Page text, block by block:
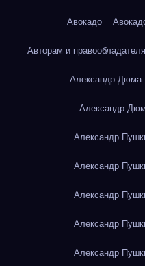
Авокадо
Авторам и
Александр Дюма
Александр
Александр
Александр
Александр
Александр
Александр